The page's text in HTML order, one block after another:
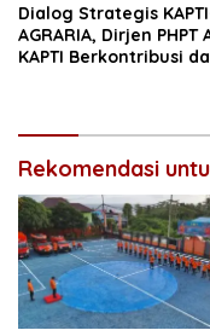
Dialog Strategis
AGRARIA, Dirjen PHPT
KAPTI Berkontribusi
Rekomendasi